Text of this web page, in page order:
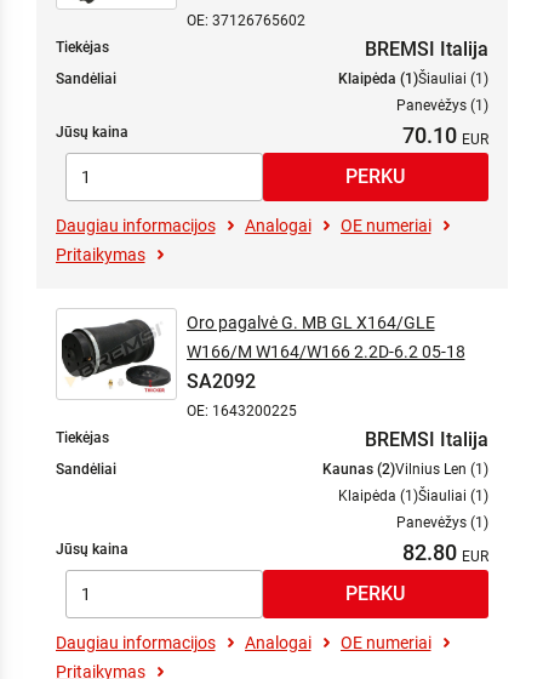
OE: 37126765602
Tiekėjas
BREMSI Italija
Sandėliai Klaipėda (1)Šiauliai (1)
Panevėžys (1)
Jūsų kaina
70.10
Daugiau informacijos Analogai
OE numeriai
Pritaikymas
Oro pagalvė G. MB GL X164/GLE
W166/M W164/W166 2.2D-6.2 05-18
SA2092
OE: 1643200225
Tiekėjas
BREMSI Italija
Sandėliai Kaunas (2)Vilnius Len (1)
Klaipėda (1)Šiauliai (1)
Panevėžys (1)
Jūsų kaina
82.80
Daugiau informacijos Analogai
OE numeriai
Pritaikymas